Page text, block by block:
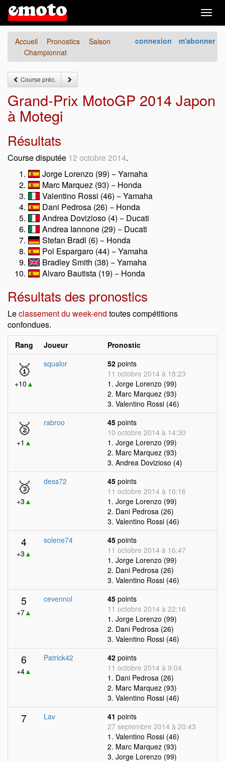
connexion m'abonner
Accueil Pronostics
Saison
Championnat
Course préc.
Grand-Prix MotoGP 2014 Japon
à Motegi
Résultats
Course disputée 12 octobre 2014.
Jorge Lorenzo (99) − Yamaha
Marc Marquez (93) − Honda
Valentino Rossi (46) − Yamaha
Dani Pedrosa (26) − Honda
Andrea Dovizioso (4) − Ducati
Andrea Iannone (29) − Ducati
Stefan Bradl (6) − Honda
Pol Espargaro (44) − Yamaha
Bradley Smith (38) − Yamaha
Alvaro Bautista (19) − Honda
Résultats des pronostics
Leclassement du week-end toutes compétitions
confondues.
Rang Joueur Pronostic
🥇
+10 ▲
squalor 52 points
11 octobre 2014 à 18:23
1. Jorge Lorenzo (99)
2. Marc Marquez (93)
3. Valentino Rossi (46)
🥈
+1 ▲
rabroo 45 points
10 octobre 2014 à 14:30
1. Jorge Lorenzo (99)
2. Marc Marquez (93)
3. Andrea Dovizioso (4)
🥉
+3 ▲
dess72 45 points
11 octobre 2014 à 10:16
1. Jorge Lorenzo (99)
2. Dani Pedrosa (26)
3. Valentino Rossi (46)
4
+3 ▲
solene74 45 points
11 octobre 2014 à 16:47
1. Jorge Lorenzo (99)
2. Dani Pedrosa (26)
3. Valentino Rossi (46)
5
+7▲
cevennol 45 points
11 octobre 2014 à 22:16
1. Jorge Lorenzo (99)
2. Dani Pedrosa (26)
3. Valentino Rossi (46)
6
+4▲
Patrick42 42 points
11 octobre 2014 à 9:04
1. Dani Pedrosa (26)
2. Marc Marquez (93)
3. Valentino Rossi (46)
7 Lav 41 points
27 septembre 2014 à 20:43
1. Valentino Rossi (46)
2. Marc Marquez (93)
3. Jorge Lorenzo (99)